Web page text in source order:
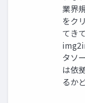
業界
をク
てき
タソ
は依
るか